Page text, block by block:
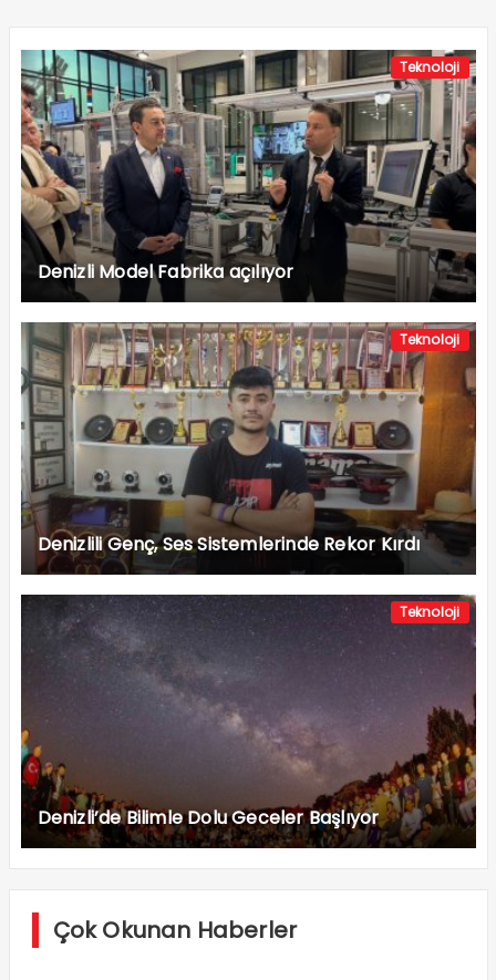
Teknoloji
Denizli Model Fabrika açılıyor
Teknoloji
Denizlili Genç, Ses Sistemlerinde Rekor Kırdı
Teknoloji
Denizli’de Bilimle Dolu Geceler Başlıyor
Çok Okunan Haberler